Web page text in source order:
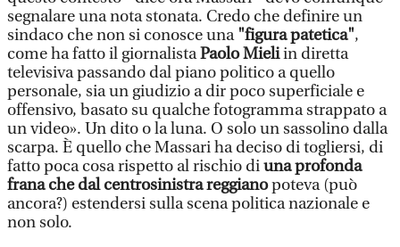
segnalare una nota stonata. Credo che definire un
sindaco che non si conosce una "figura patetica",
come ha fatto il giornalistaPaolo Mieliin diretta
televisiva passando dal piano politico a quello
personale, sia un giudizio a dir poco superficiale e
offensivo, basato su qualche fotogramma strappato a
un video». Un dito o la luna. O solo un sassolino dalla
scarpa. È quello che Massari ha deciso di togliersi, di
fatto poca cosa rispetto al rischio diuna profonda
frana che dal centrosinistra reggianopoteva (può
ancora?) estendersi sulla scena politica nazionale e
non solo.